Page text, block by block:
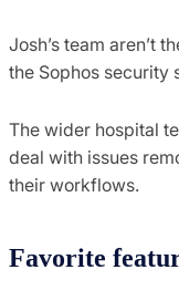
Josh’s team aren’t
the Sophos security
The wider hospital
deal with issues
their workflows.
Favorite